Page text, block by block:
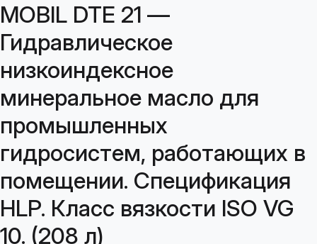
MOBIL DTE 21 —
Гидравлическое
низкоиндексное
минеральное масло для
промышленных
гидросистем, работающих в
помещении. Спецификация
HLP. Класс вязкости ISO VG
10. (208 л)